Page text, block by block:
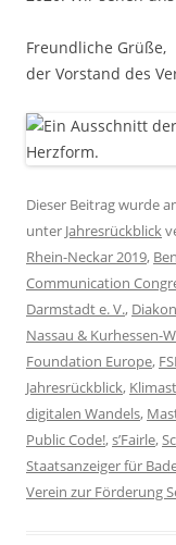
Freundliche Grüße,
der Vorstand des
Dieser Beitrag wurde
unter Jahresrückblick
Rhein-Neckar 2019,
Communication
Darmstadt e. V.,
Nassau & Kurhessen-
Foundation Europe,
Jahresrückblick,
digitalen Wandels,
Public Code!,s’Fairle,
Staatsanzeiger für
Verein zur Förderung